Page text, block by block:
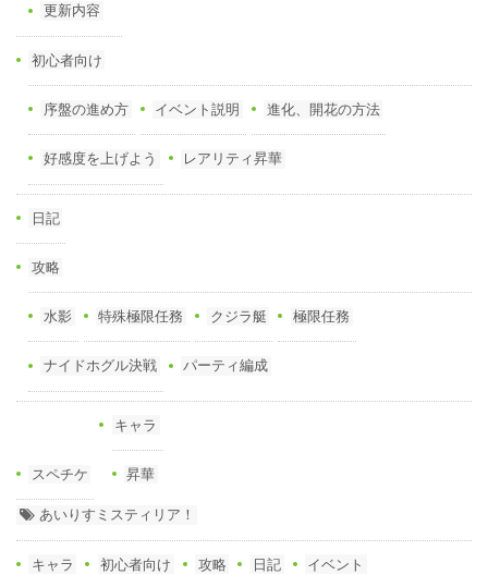
更新内容
初心者向け
序盤の進め方 イベント説明 進化、開花の方法
好感度を上げよう レアリティ昇華
日記
攻略
水影 特殊極限任務 クジラ艇 極限任務
ナイドホグル決戦 パーティ編成
スペチケ
キャラ
昇華
あいりすミスティリア！
キャラ 初心者向け 攻略 日記 イベント